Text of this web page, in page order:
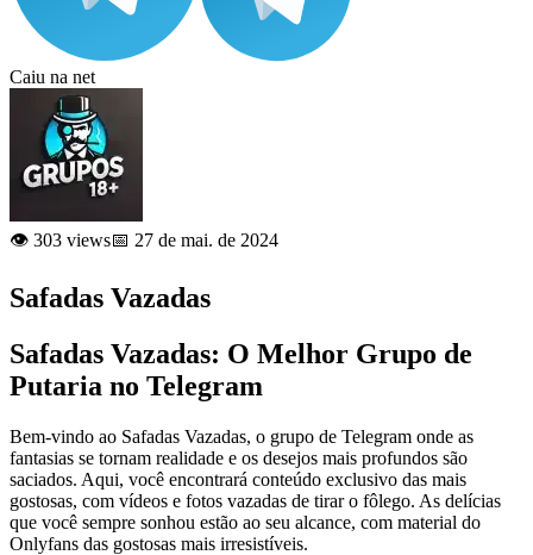
Caiu na net
👁️ 303 views📅 27 de mai. de 2024
Safadas Vazadas
Safadas Vazadas: O Melhor Grupo de
Putaria no Telegram
Bem-vindo ao Safadas Vazadas, o grupo de Telegram onde as
fantasias se tornam realidade e os desejos mais profundos são
saciados. Aqui, você encontrará conteúdo exclusivo das mais
gostosas, com vídeos e fotos vazadas de tirar o fôlego. As delícias
que você sempre sonhou estão ao seu alcance, com material do
Onlyfans das gostosas mais irresistíveis.